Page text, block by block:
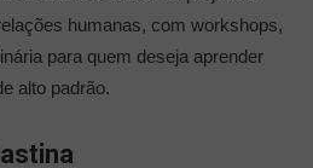
humanas, com workshops,
para quem deseja aprender
alto padrão.